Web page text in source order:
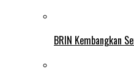
BRIN Kembangkan